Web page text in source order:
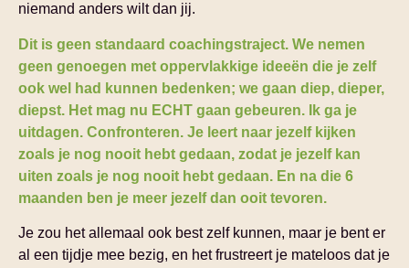
niemand anders wilt dan jij.
Dit is geen standaard coachingstraject. We nemen
geen genoegen met oppervlakkige ideeën die je zelf
ook wel had kunnen bedenken; we gaan diep, dieper,
diepst. Het mag nu ECHT gaan gebeuren. Ik ga je
uitdagen. Confronteren. Je leert naar jezelf kijken
zoals je nog nooit hebt gedaan, zodat je jezelf kan
uiten zoals je nog nooit hebt gedaan. En na die 6
maanden ben je meer jezelf dan ooit tevoren.
Je zou het allemaal ook best zelf kunnen, maar je bent er
al een tijdje mee bezig, en het frustreert je mateloos dat je